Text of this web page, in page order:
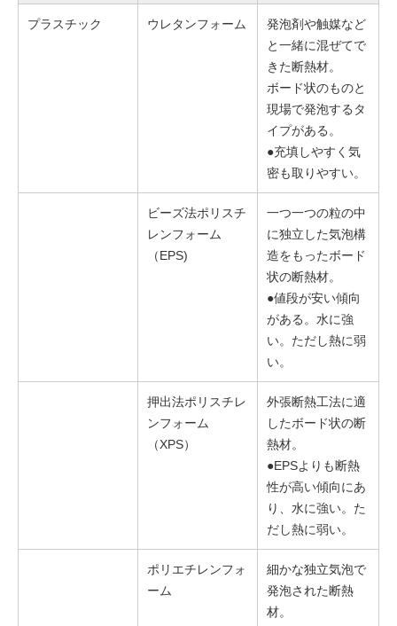
プラスチック ウレタンフォーム
発泡剤や触媒など
と一緒に混ぜてで
きた断熱材。
ボード状のものと
現場で発泡するタ
イプがある。
●充填しやすく気
密も取りやすい。
ビーズ法ポリスチ
レンフォーム
（EPS)
一つ一つの粒の中
に独立した気泡構
造をもったボード
状の断熱材。
●値段が安い傾向
がある。水に強
い。ただし熱に弱
い。
押出法ポリスチレ
ンフォーム
（XPS）
外張断熱工法に適
したボード状の断
熱材。
●EPSよりも断熱
性が高い傾向にあ
り、水に強い。た
だし熱に弱い。
ポリエチレンフォ
ーム
細かな独立気泡で
発泡された断熱
材。